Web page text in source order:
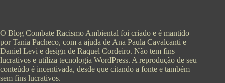
O Blog Combate Racismo Ambiental foi criado e é mantido
por Tania Pacheco, com a ajuda de Ana Paula Cavalcanti e
Daniel Levi e design de Raquel Cordeiro. Não tem fins
lucrativos e utiliza tecnologia WordPress. A reprodução de seu
conteúdo é incentivada, desde que citando a fonte e também
sem fins lucrativos.